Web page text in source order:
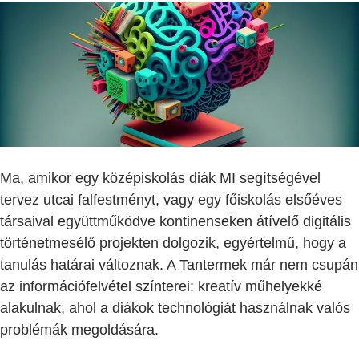
Ma, amikor egy középiskolás diák MI segítségével
tervez utcai falfestményt, vagy egy főiskolás elsőéves
társaival együttműködve kontinenseken átívelő digitális
történetmesélő projekten dolgozik, egyértelmű, hogy a
tanulás határai változnak. A Tantermek már nem csupán
az információfelvétel színterei: kreatív műhelyekké
alakulnak, ahol a diákok technológiát használnak valós
problémák megoldására.